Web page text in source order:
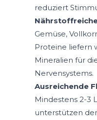
reduziert
Gemüse,
Proteine liefern
Mineralien für
Nervensystems.
Ausreichende
Mindestens 2-3
unterstützen